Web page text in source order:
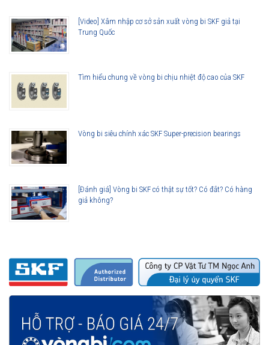
[Video] Xâm nhập cơ sở sản xuất vòng bi SKF giả tại
Trung Quốc
Tìm hiểu chung về vòng bi chịu nhiệt độ cao của SKF
Vòng bi siêu chính xác SKF Super-precision bearings
[Đánh giá] Vòng bi SKF có thật sự tốt? Có đắt? Có hàng
giả không?